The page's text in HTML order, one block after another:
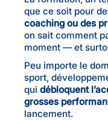
que ce soit pour
coaching ou des
on sait comment
moment — et
Peu importe le
sport,
qui débloquent
grosses
lancement.